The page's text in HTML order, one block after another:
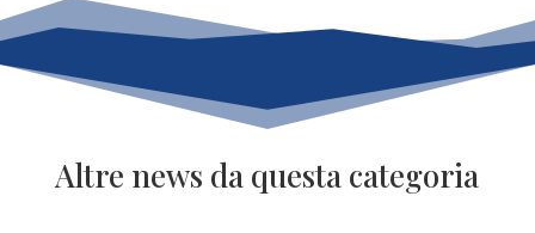
Altre news da questa categoria